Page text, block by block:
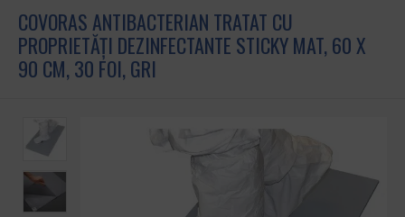
COVORAS ANTIBACTERIAN TRATAT CU
PROPRIETĂȚI DEZINFECTANTE STICKY MAT, 60 X
90 CM, 30 FOI, GRI